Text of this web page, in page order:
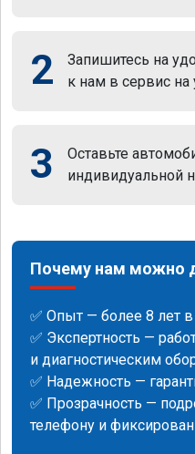
2
Запишитесь на
к нам в сервис на
3
Оставьте
индивидуальной
Почему нам можно
✅ Опыт — более 8 лет
✅ Экспертность —
и диагностическим
✅ Надежность —
✅ Прозрачность —
телефону и